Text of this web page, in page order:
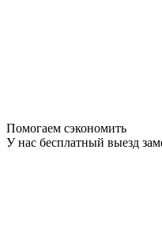
Помогаем сэкономить
У нас бесплатный выезд